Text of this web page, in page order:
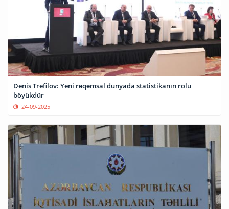
Denis Trefilov: Yeni rəqəmsal dünyada statistikanın rolu
böyükdür
24-09-2025